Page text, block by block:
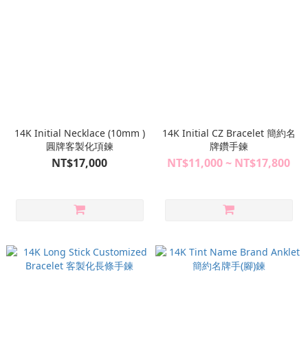
14K Initial Necklace (10mm )
圓牌客製化項鍊
NT$17,000
14K Initial CZ Bracelet 簡約名
牌鑽手鍊
NT$11,000 ~ NT$17,800